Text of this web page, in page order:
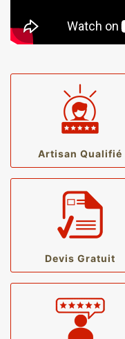
Artisan Qualifié
Devis Gratuit